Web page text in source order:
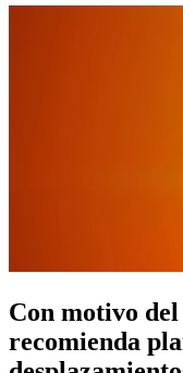
Con motivo
recomienda